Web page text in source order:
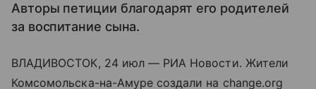
Авторы петиции благодарят его родителей
за воспитание сына.
ВЛАДИВОСТОК, 24 июл — РИА Новости. Жители
Комсомольска-на-Амуре создали на change.org